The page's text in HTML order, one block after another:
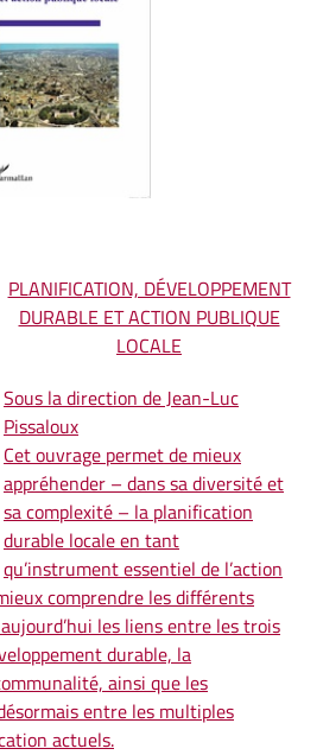
PLANIFICATION, DÉVELOPPEMENT
DURABLE ET ACTION PUBLIQUE
LOCALE
Sous la direction de Jean-Luc
Pissaloux
Cet ouvrage permet de mieux
appréhender – dans sa diversité et
sa complexité – la planification
durable locale en tant
qu’instrument essentiel de l’action
comprendre les différents
les liens entre les trois
durable, la
ainsi que les
entre les multiples
actuels.